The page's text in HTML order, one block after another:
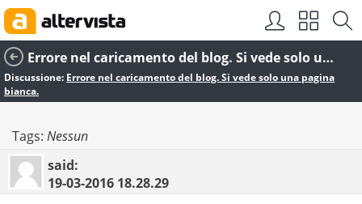
Errore nel caricamento del blog. Si vede solo una pagina bianca.
Discussione: Errore nel caricamento del blog. Si vede solo una pagina
bianca.
Tags: Nessun
said:
19-03-2016 18.28.29